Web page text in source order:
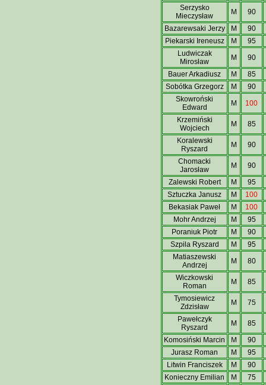
Serzysko
Mieczysław
M
90
Bazarewsaki Jerzy
M
90
Piekarski Ireneusz
M
95
Ludwiczak
Mirosław
M
90
Bauer Arkadiusz
M
85
Sobótka Grzegorz
M
90
Skowroński
Edward
M
100
Krzemiński
Wojciech
M
85
Koralewski
Ryszard
M
90
Chomacki
Jarosław
M
90
Zalewski Robert
M
95
Sztuczka Janusz
M
100
Bekasiak Paweł
M
100
Mohr Andrzej
M
95
Poraniuk Piotr
M
90
Szpila Ryszard
M
95
Matiaszewski
Andrzej
M
80
Wiczkowski
Roman
M
85
Tymosiewicz
Zdzisław
M
75
Pawełczyk
Ryszard
M
85
Komosiński Marcin
M
90
Jurasz Roman
M
95
Litwin Franciszek
M
90
Konieczny Emilian
M
75